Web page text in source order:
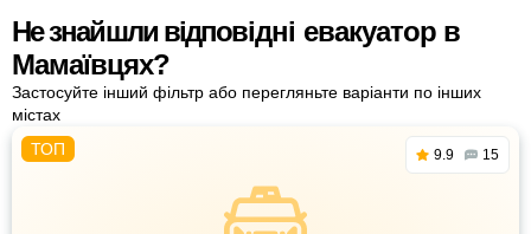
Не знайшли відповідні евакуатор в
Мамаївцях?
Застосуйте інший фільтр або перегляньте варіанти по інших
містах
9.9 15